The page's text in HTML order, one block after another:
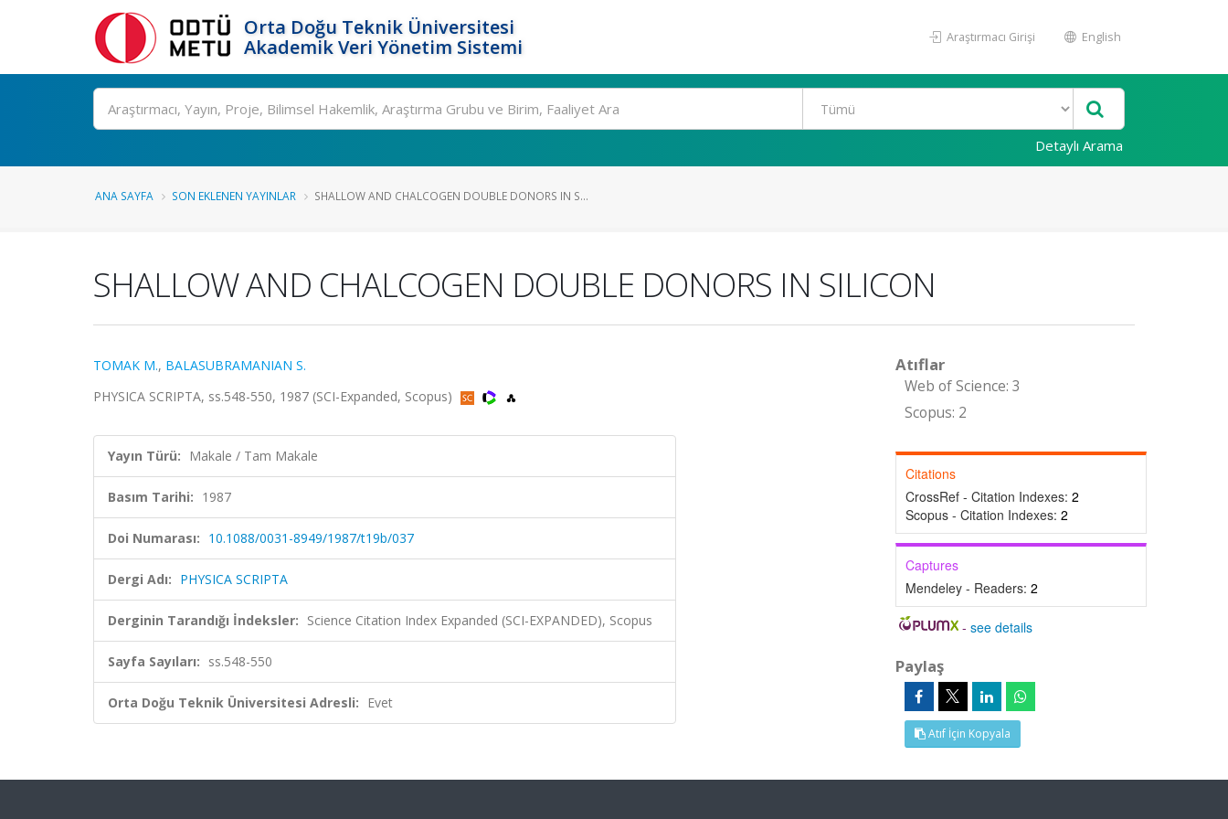
Orta Doğu Teknik Üniversitesi
Akademik Veri Yönetim Sistemi
Araştırmacı Girişi English
Ara
Detaylı Arama
ANA SAYFA SON EKLENEN YAYINLAR SHALLOW AND CHALCOGEN DOUBLE DONORS IN S...
SHALLOW AND CHALCOGEN DOUBLE DONORS IN SILICON
TOMAK M., BALASUBRAMANIAN S.
PHYSICA SCRIPTA, ss.548-550, 1987 (SCI-Expanded, Scopus)
Yayın Türü: Makale / Tam Makale
Basım Tarihi: 1987
Doi Numarası: 10.1088/0031-8949/1987/t19b/037
Dergi Adı: PHYSICA SCRIPTA
Derginin Tarandığı İndeksler: Science Citation Index Expanded (SCI-EXPANDED), Scopus
Sayfa Sayıları: ss.548-550
Orta Doğu Teknik Üniversitesi Adresli: Evet
Atıflar
Web of Science: 3
Scopus: 2
Citations
CrossRef - Citation Indexes: 2
Scopus - Citation Indexes: 2
Captures
Mendeley - Readers: 2
-see details
Paylaş
Atıf İçin Kopyala